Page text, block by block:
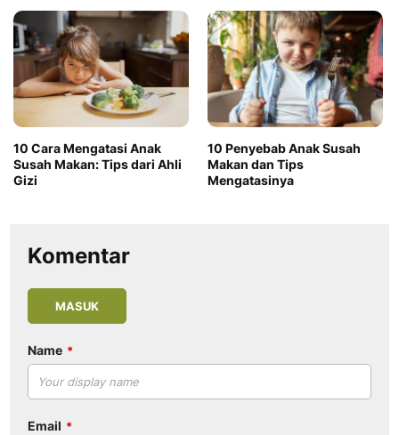
10 Cara Mengatasi Anak
Susah Makan: Tips dari Ahli
Gizi
10 Penyebab Anak Susah
Makan dan Tips
Mengatasinya
Komentar
MASUK
Name
Email